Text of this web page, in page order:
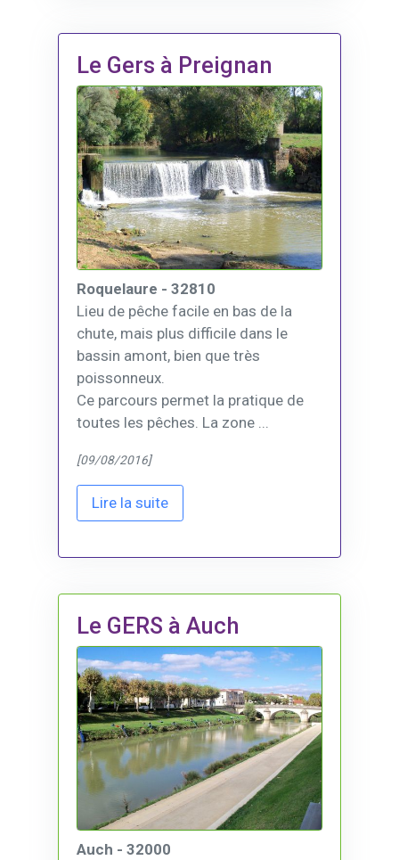
Le Gers à Preignan
Roquelaure - 32810
Lieu de pêche facile en bas de la
chute, mais plus difficile dans le
bassin amont, bien que très
poissonneux.
Ce parcours permet la pratique de
toutes les pêches. La zone ...
[09/08/2016]
Lire la suite
Le GERS à Auch
Auch - 32000